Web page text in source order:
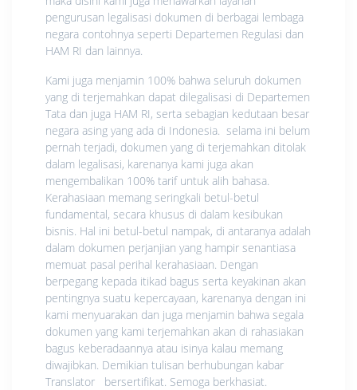
pengurusan legalisasi dokumen di berbagai lembaga
negara contohnya seperti Departemen Regulasi dan
HAM RI dan lainnya.
Kami juga menjamin 100% bahwa seluruh dokumen
yang di terjemahkan dapat dilegalisasi di Departemen
Tata dan juga HAM RI, serta sebagian kedutaan besar
negara asing yang ada di Indonesia. selama ini belum
pernah terjadi, dokumen yang di terjemahkan ditolak
dalam legalisasi, karenanya kami juga akan
mengembalikan 100% tarif untuk alih bahasa.
Kerahasiaan memang seringkali betul-betul
fundamental, secara khusus di dalam kesibukan
bisnis. Hal ini betul-betul nampak, di antaranya adalah
dalam dokumen perjanjian yang hampir senantiasa
memuat pasal perihal kerahasiaan. Dengan
berpegang kepada itikad bagus serta keyakinan akan
pentingnya suatu kepercayaan, karenanya dengan ini
kami menyuarakan dan juga menjamin bahwa segala
dokumen yang kami terjemahkan akan di rahasiakan
bagus keberadaannya atau isinya kalau memang
diwajibkan. Demikian tulisan berhubungan kabar
Translator bersertifikat. Semoga berkhasiat.